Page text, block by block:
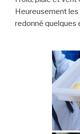
Heureusement
redonné quelques